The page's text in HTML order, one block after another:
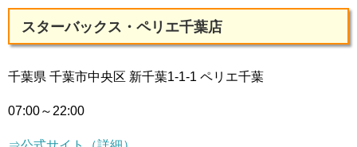
スターバックス・ペリエ千葉店
千葉県 千葉市中央区 新千葉1-1-1 ペリエ千葉
07:00～22:00